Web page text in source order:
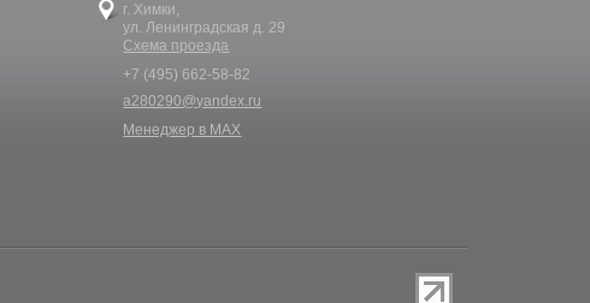
г. Химки,
ул. Ленинградская д. 29
Схема проезда
+7 (495) 662-58-82
a280290@yandex.ru
Менеджер в MAX